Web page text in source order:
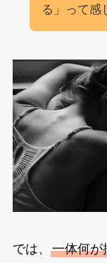
る」って感
では、 一体何が